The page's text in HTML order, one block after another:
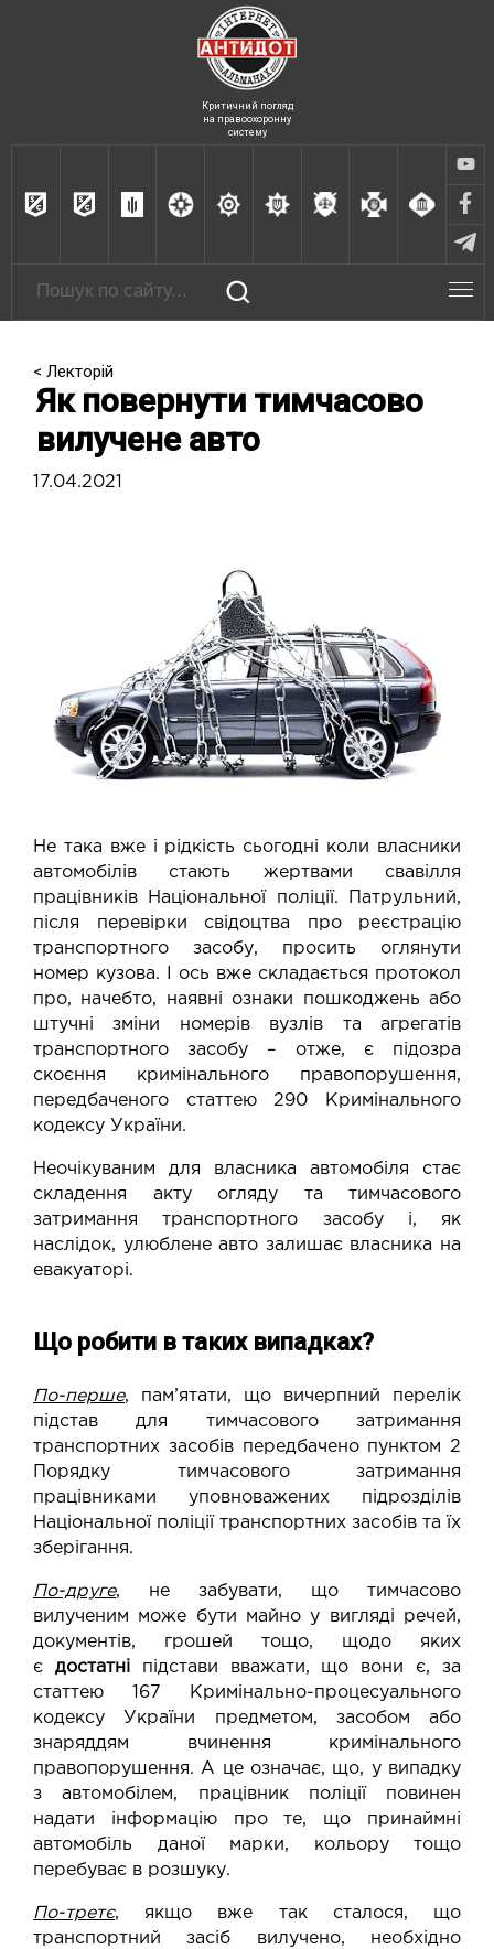
Критичний погляд
на правоохоронну
систему
< Лекторій
Як повернути тимчасово
вилучене авто
17.04.2021
Не така вже і рідкість сьогодні коли власники
автомобілів стають жертвами свавілля
працівників Національної поліції. Патрульний,
після перевірки свідоцтва про реєстрацію
транспортного засобу, просить оглянути
номер кузова. І ось вже складається протокол
про, начебто, наявні ознаки пошкоджень або
штучні зміни номерів вузлів та агрегатів
транспортного засобу – отже, є підозра
скоєння кримінального правопорушення,
передбаченого статтею 290 Кримінального
кодексу України.
Неочікуваним для власника автомобіля стає
складення акту огляду та тимчасового
затримання транспортного засобу і, як
наслідок, улюблене авто залишає власника на
евакуаторі.
Що робити в таких випадках?
По-перше, пам’ятати, що вичерпний перелік
підстав для тимчасового затримання
транспортних засобів передбачено пунктом 2
Порядку тимчасового затримання
працівниками уповноважених підрозділів
Національної поліції транспортних засобів та їх
зберігання.
По-друге, не забувати, що тимчасово
вилученим може бути майно у вигляді речей,
документів, грошей тощо, щодо яких
є достатні підстави вважати, що вони є, за
статтею 167 Кримінально-процесуального
кодексу України предметом, засобом або
знаряддям вчинення кримінального
правопорушення. А це означає, що, у випадку
з автомобілем, працівник поліції повинен
надати інформацію про те, що принаймні
автомобіль даної марки, кольору тощо
перебуває в розшуку.
По-третє, якщо вже так сталося, що
транспортний засіб вилучено, необхідно